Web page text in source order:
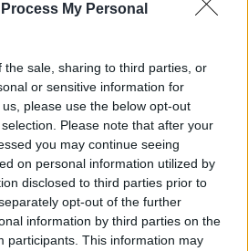
My Personal
the sale, sharing to third parties, or
or sensitive information for
please use the below opt-out
Please note that after your
you may continue seeing
on personal information utilized by
disclosed to third parties prior to
opt-out of the further
information by third parties on the
participants. This information may
3. Retorika, 4. Szinonimák, 5.
kislexikona, 9. Vallomások, 10.
vállal, hogy a pályázó
könyvek árának felét 2,5
támogatásként átvállalja.